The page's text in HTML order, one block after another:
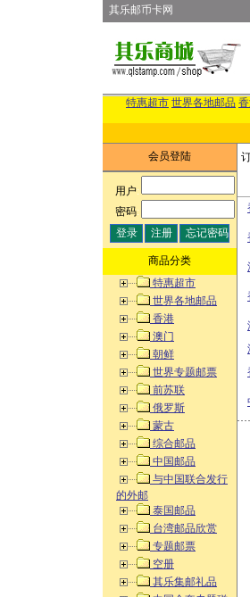
其乐邮币卡网
特惠超市 世界各地邮品
会员登陆
用户:
密码:
商品分类
特惠超市
世界各地邮品
香港
澳门
朝鲜
世界专题邮票
前苏联
俄罗斯
蒙古
综合邮品
中国邮品
与中国联合发行
的外邮
泰国邮品
台湾邮品欣赏
专题邮票
空册
其乐集邮礼品